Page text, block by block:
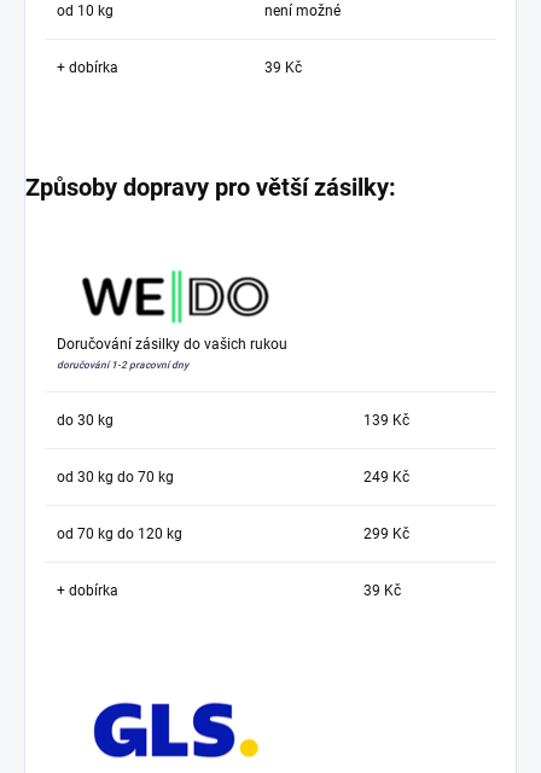
od 10 kg není možné
+ dobírka 39 Kč
Způsoby dopravy pro větší zásilky:
Doručování zásilky do vašich rukou
doručování 1-2 pracovní dny
do 30 kg 139 Kč
od 30 kg do 70 kg 249 Kč
od 70 kg do 120 kg 299 Kč
+ dobírka 39 Kč